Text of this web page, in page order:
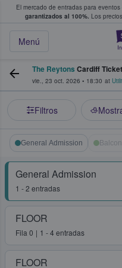
El mercado de entradas para
garantizados al 100%. Los
Menú
y venta de
The Reytons Cardiff
vie., 23 oct. 2026 • 18:30 at
Filtros
General Admission
General Admission
1 - 2 entradas
FLOOR
Fila 0 1 - 4 entradas
FLOOR